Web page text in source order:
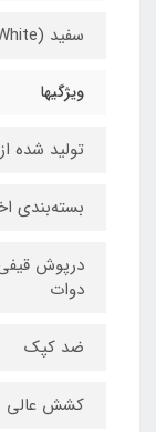
سفید (White)
ویژگیها
تولید شده
بسته‌بندی
درپوش
دوات
ضد کپک
کشش عالی